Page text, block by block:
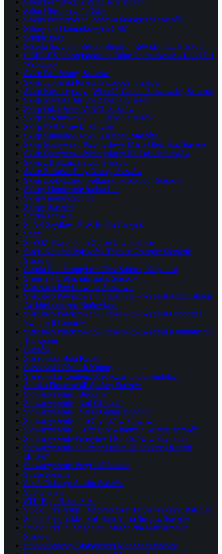
Salon kosmetyczny Paradise w Bogorii
Salon Ubezpieczeń, Osiek
Salony kosmetyczne, odnowa biologiczna Staszów
Salony sieci komórkowych GSM
Sample Page
Secesja Sp. z o.o. Zespół Biegłych Rewidentów, Staszów
SIMPLEX Licencjonowane Biuro Rachunkowe – Łodej P. i
Wspólnicy
Sklep Bieliźniany, Staszów
Sklep Jubilerski Krystyna Łoboda, Staszów
Sklep Kosmetyczny „Wispol”, Galeria Staszowska, Staszów
Sklep Maraska Justyna Zaleśna, Staszów
Sklep Odzieżowy VINCI, Staszów
Sklep Przemysłowy S.C. „KM”, Staszów
Sklep PSB Mrówka Staszów
Sklep Samoobsługowy „Helena”, Staszów
Sklep Spożywczo-Przemysłowy Maria Olejarska, Staszów
Sklep Spożywczo-Przemysłowy Na Łąkach Staszów
Sklep z Bielizną Halpol, Staszów
Sklep Zielarski Dary Natury, Staszów
Sklep zoologiczno-wędkarski „u Magdy” Staszów
Sklepy i hurtownie budowlane
Sklepy motoryzacyjne
Sklepy Staszów
Służba zdrowia
SPAR Szydłów, P. W. Emilia Zarzycka
Sport
SPZOZ Przychodnia Zdrowia w Połańcu
Stacja Kontroli Pojazdów Trucker Grzegorz Stondzik
Staszów
Stajnia Nad Strumykiem Ewa Subocz, Korytnica
Stanisław Siatka, internista, Staszów
Starostwo Powiatowe w Staszowie
Starostwo Powiatowe w Staszowie – Wydział Administracji
Architektoniczno-Budowlanej
Starostwo Powiatowe w Staszowie – Wydział Geodezji i
Ewidencji Gruntów
Starostwo Powiatowe w Staszowie – Wydział Komunikacji i
Transportu
Staszów
Staszowska Buła Kebab
Staszowski Ośrodek Kultury
Staszowskie Centrum Medyczne w Koniemłotach
Stoisko Firmowe 4F Spokey Staszów
Stowarzyszenie „Buczyna”
Stowarzyszenie „Nad Ciekącą”
Stowarzyszenie „Nasza Gmina Bogoria”
Stowarzyszenie „Pro Civitas” w Staszowie
Stowarzyszenie „Szczeglice – tradycja, kultura, rozwój”
Stowarzyszenie Emerytów i Rencistów w Szydłowie
Stowarzyszenie na Rzecz Dzieci, Młodzieży i Rodzin
„Bliżej”
Stowarzyszenie Przyjaciół Łubnic
Straże pożarne
Strefa Dobrego Smaku Staszów
Strony www
STU Ergo Hestia S.A.
Studio Fryzjerskie „Metamorfoza” Edyta Walczyk, Połaniec
Studio Fryzjerskie i Solarium Aneta Strojna, Staszów
Studio Fryzur „Magda M” Magdalena Maruszewska,
Staszów
Studio Odnowy Biologicznej Mona w Staszowie